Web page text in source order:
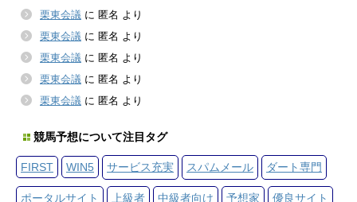
栗東会議 に 匿名 より
栗東会議 に 匿名 より
栗東会議 に 匿名 より
栗東会議 に 匿名 より
栗東会議 に 匿名 より
競馬予想について注目タグ
FIRST WIN5 サービス充実 スパムメール ダート専門
ポータルサイト 上級者 中級者向け 予想家 優良サイト